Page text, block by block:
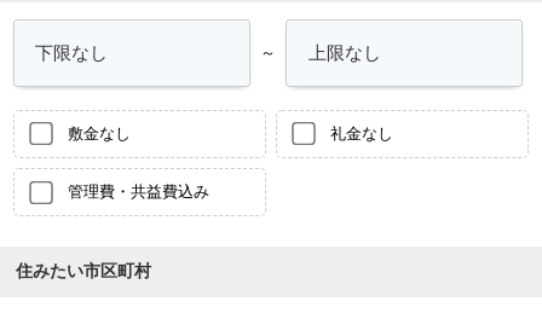
～
敷金なし 礼金なし
管理費・共益費込み
住みたい市区町村